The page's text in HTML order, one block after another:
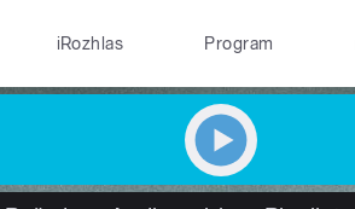
iRozhlas Program